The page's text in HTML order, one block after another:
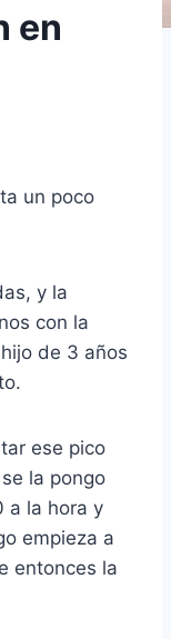
en
un poco
y la
con la
de 3 años
ese pico
la pongo
a la hora y
empieza a
entonces la